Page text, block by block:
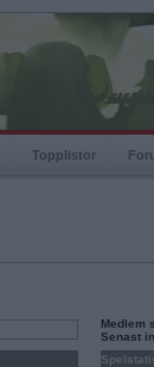
Topplistor
Medlem
Senast